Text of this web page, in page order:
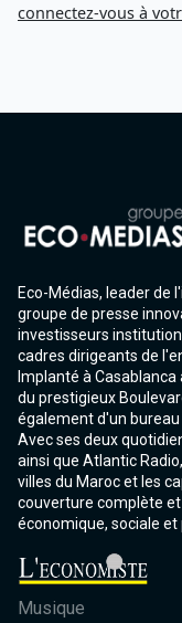
connectez-vous à
Eco-Médias, leader de
groupe de presse
investisseurs
cadres dirigeants de
Implanté à
du prestigieux
également d'un
Avec ses deux
ainsi que Atlantic
villes du Maroc et les
couverture complète
économique, sociale
Musique